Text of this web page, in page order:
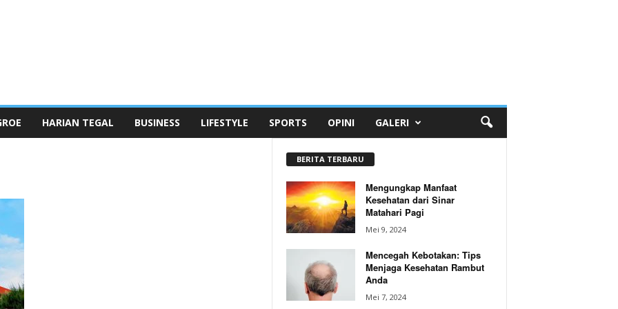
HARIAN TEGAL BUSINESS LIFESTYLE SPORTS OPINI GALERI
BERITA TERBARU
Mengungkap Manfaat
Kesehatan dari Sinar
Matahari Pagi
Mei 9, 2024
Mencegah Kebotakan: Tips
Menjaga Kesehatan Rambut
Anda
Mei 7, 2024